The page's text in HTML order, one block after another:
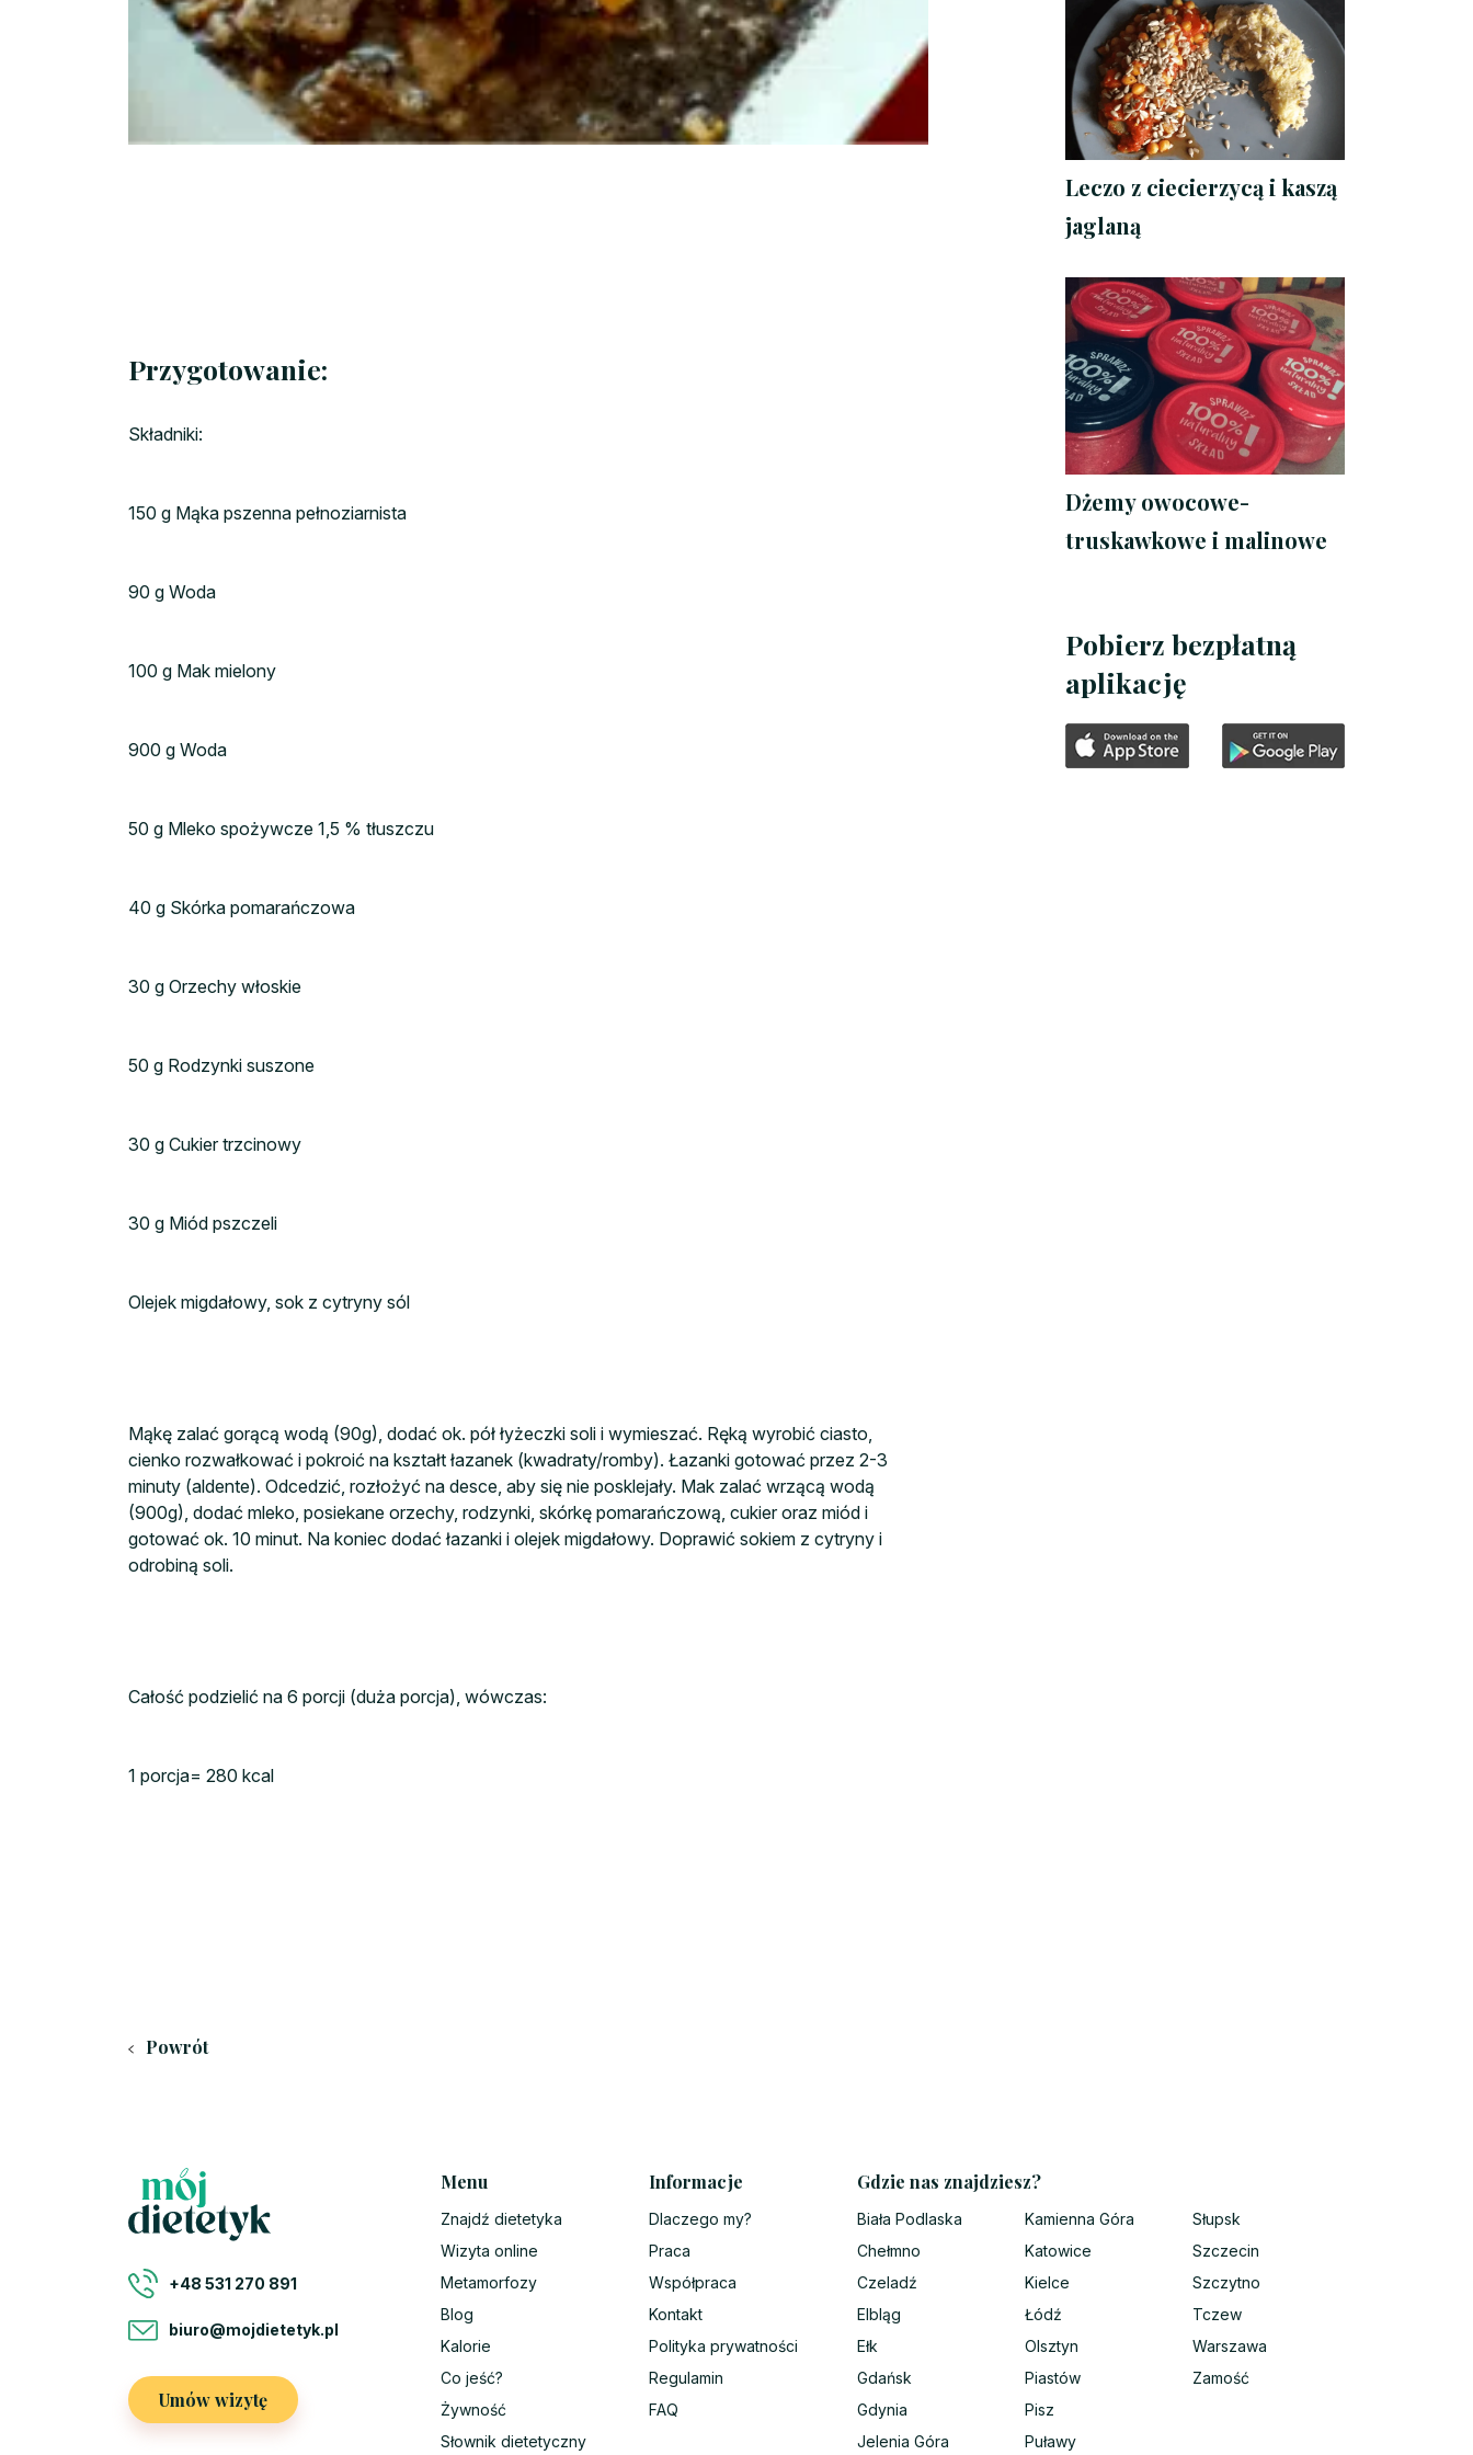
Przygotowanie:
Składniki:
150 g Mąka pszenna pełnoziarnista
90 g Woda
100 g Mak mielony
900 g Woda
50 g Mleko spożywcze 1,5 % tłuszczu
40 g Skórka pomarańczowa
30 g Orzechy włoskie
50 g Rodzynki suszone
30 g Cukier trzcinowy
30 g Miód pszczeli
Olejek migdałowy, sok z cytryny sól
Mąkę zalać gorącą wodą (90g), dodać ok. pół łyżeczki soli i wymieszać. Ręką wyrobić ciasto,
cienko rozwałkować i pokroić na kształt łazanek (kwadraty/romby). Łazanki gotować przez 2-3
minuty (aldente). Odcedzić, rozłożyć na desce, aby się nie posklejały. Mak zalać wrzącą wodą
(900g), dodać mleko, posiekane orzechy, rodzynki, skórkę pomarańczową, cukier oraz miód i
gotować ok. 10 minut. Na koniec dodać łazanki i olejek migdałowy. Doprawić sokiem z cytryny i
odrobiną soli.
Całość podzielić na 6 porcji (duża porcja), wówczas:
1 porcja= 280 kcal
Powrót
Leczo z ciecierzycą i kaszą
jaglaną
Dżemy owocowe-
truskawkowe i malinowe
Pobierz bezpłatną
aplikację
+48 531 270 891
biuro@mojdietetyk.pl
Umów wizytę
Menu
Znajdź dietetyka
Wizyta online
Metamorfozy
Blog
Kalorie
Co jeść?
Żywność
Słownik dietetyczny
Informacje
Dlaczego my?
Praca
Współpraca
Kontakt
Polityka prywatności
Regulamin
FAQ
Gdzie nas znajdziesz?
Biała Podlaska
Chełmno
Czeladź
Elbląg
Ełk
Gdańsk
Gdynia
Jelenia Góra
Kamienna Góra
Katowice
Kielce
Łódź
Olsztyn
Piastów
Pisz
Puławy
Słupsk
Szczecin
Szczytno
Tczew
Warszawa
Zamość